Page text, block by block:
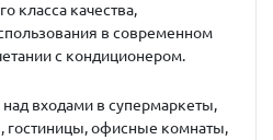
класса качества,
в современном
с кондиционером.
над входами в супермаркеты,
гостиницы, офисные комнаты,